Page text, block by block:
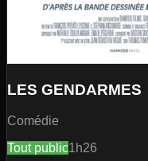
LES GENDARMES
Comédie
Tout public1h26